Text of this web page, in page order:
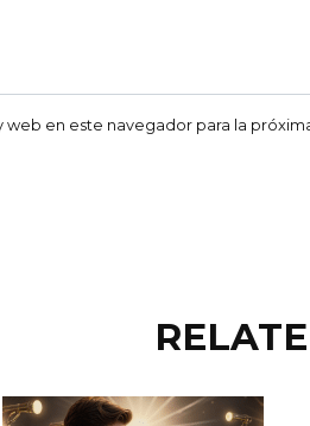
en este navegador para la